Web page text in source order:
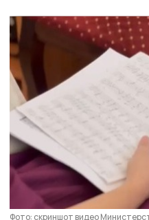
Фото: скриншот видео